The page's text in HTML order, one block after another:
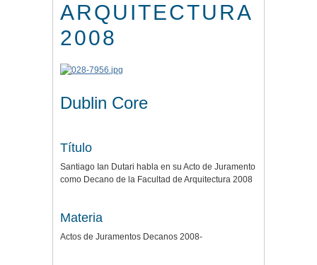
ARQUITECTURA
2008
Dublin Core
Título
Santiago Ian Dutari habla en su Acto de Juramento
como Decano de la Facultad de Arquitectura 2008
Materia
Actos de Juramentos Decanos 2008-